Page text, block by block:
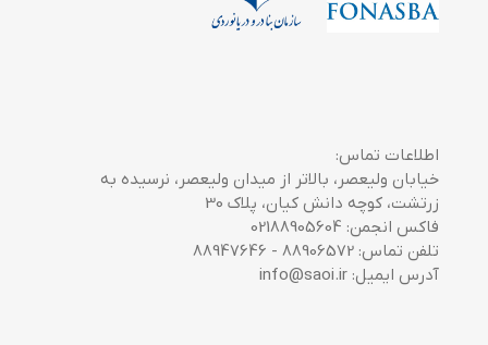
اطلاعات تماس:
خیابان ولیعصر، بالاتر از میدان ولیعصر، نرسیده به
زرتشت، کوچه دانش کیان، پلاک 30
فاکس انجمن: 02188905604
تلفن تماس: 88906572 - 88947646
آدرس ایمیل: info@saoi.ir